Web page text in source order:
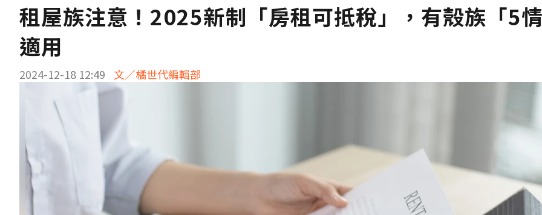
租屋族注意！2025新制「房租可抵稅」，有殼族「5
適用
2024-12-18 12:49 文／橘世代編輯部